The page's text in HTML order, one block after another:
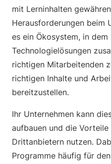
mit Lerninhalten
Herausforderungen beim
es ein Ökosystem, in
Technologielösungen
richtigen Mitarbeitenden
richtigen Inhalte und
bereitzustellen.
Ihr Unternehmen kann
aufbauen und die
Drittanbietern nutzen.
Programme häufig für